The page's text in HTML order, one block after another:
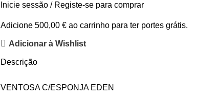
Inicie sessão / Registe-se para comprar
Adicione 500,00 € ao carrinho para ter portes grátis.
Adicionar à Wishlist
Descrição
VENTOSA C/ESPONJA EDEN